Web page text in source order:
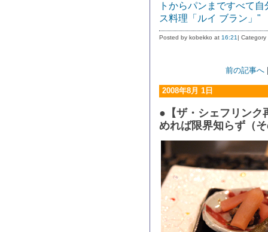
トからパンまですべて
ス料理「ルイ ブラン」"
Posted by kobekko at 16:21 |
前の記事へ
2008年8月 1日
●【ザ・シェフリンク
めれば限界知らず（